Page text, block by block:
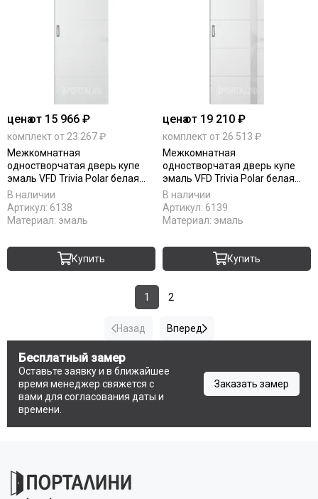
ценаот 15 966 ₽
комплект от 23 267 ₽
Межкомнатная
одностворчатая дверь купе
эмаль VFD Trivia Polar белая
глухая
В наличии
Артикул: 6138
Материал: эмаль
Купить
ценаот 19 210 ₽
комплект от 26 513 ₽
Межкомнатная
одностворчатая дверь купе
эмаль VFD Trivia Polar белая
остеклённая
В наличии
Артикул: 6139
Материал: эмаль
Купить
Назад
1 2
Вперед
Бесплатный замер
Оставьте заявку и в ближайшее
время менеджер свяжется с
вами для согласования даты и
времени.
Заказать замер